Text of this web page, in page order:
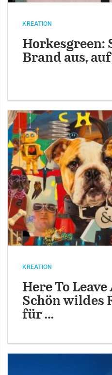
KREATION
Horkesgreen:
Brand aus,
KREATION
Here To
Schön wildes
für …